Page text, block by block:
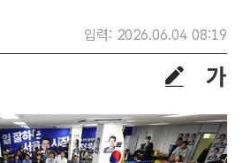
입력: 2026.06.04 08:19